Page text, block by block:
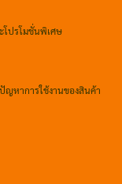
โปรโมชั่นพิเศษ
ญหาการใช้งานของสินค้า